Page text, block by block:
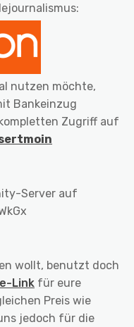
nutzen möchte,
Bankeinzug
Zugriff auf
Server auf
wollt, benutzt doch
Link für eure
Preis wie
jedoch für die